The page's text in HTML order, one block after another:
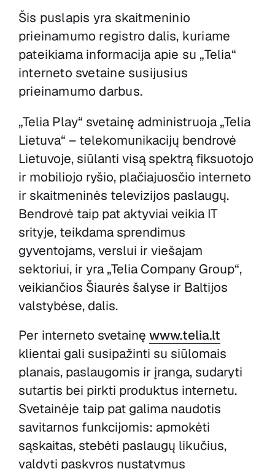
Šis puslapis yra skaitmeninio
prieinamumo registro dalis, kuriame
pateikiama informacija apie su „Telia“
interneto svetaine susijusius
prieinamumo darbus.
„Telia Play“ svetainę administruoja „Telia
Lietuva“ – telekomunikacijų bendrovė
Lietuvoje, siūlanti visą spektrą fiksuotojo
ir mobiliojo ryšio, plačiajuosčio interneto
ir skaitmeninės televizijos paslaugų.
Bendrovė taip pat aktyviai veikia IT
srityje, teikdama sprendimus
gyventojams, verslui ir viešajam
sektoriui, ir yra „Telia Company Group“,
veikiančios Šiaurės šalyse ir Baltijos
valstybėse, dalis.
Per interneto svetainę www.telia.lt
klientai gali susipažinti su siūlomais
planais, paslaugomis ir įranga, sudaryti
sutartis bei pirkti produktus internetu.
Svetainėje taip pat galima naudotis
savitarnos funkcijomis: apmokėti
sąskaitas, stebėti paslaugų likučius,
valdyti paskyros nustatymus